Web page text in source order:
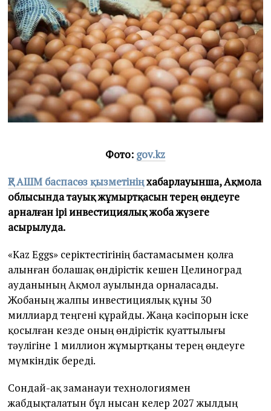
0
2
6
Фото: gov.kz
ҚР АШМ баспасөз қызметініңхабарлауынша, Ақмола
облысында тауық жұмыртқасын терең өңдеуге
арналған ірі инвестициялық жоба жүзеге
асырылуда.
«Kaz Eggs» серіктестігінің бастамасымен қолға
алынған болашақ өндірістік кешен Целиноград
ауданының Ақмол ауылында орналасады.
Жобаның жалпы инвестициялық құны 30
миллиард теңгені құрайды. Жаңа кәсіпорын іске
қосылған кезде оның өндірістік қуаттылығы
тәулігіне 1 миллион жұмыртқаны терең өңдеуге
мүмкіндік береді.
Сондай-ақ заманауи технологиямен
жабдықталатын бұл нысан келер 2027 жылдың